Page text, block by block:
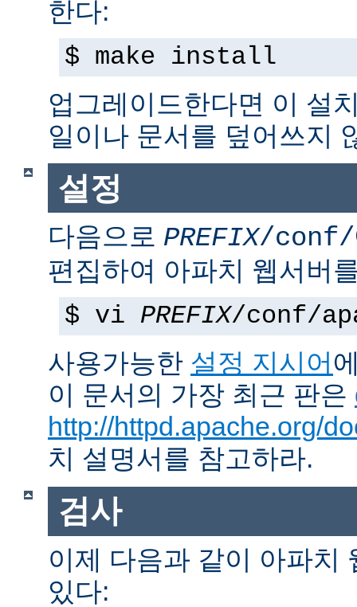
한다:
$ make install
업그레이드한다면 이 설
일이나 문서를 덮어쓰지
설정
다음으로 PREFIX/conf/
편집하여 아파치 웹서버
$ vi PREFIX/conf/
사용가능한 설정 지시어
이 문서의 가장 최근 판은
http://httpd.apache.org/
치 설명서를 참고하라.
검사
이제 다음과 같이 아파치
있다: